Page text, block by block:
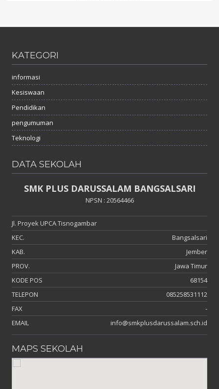
KATEGORI
informasi
Kesiswaan
Pendidikan
pengumuman
Teknologi
DATA SEKOLAH
SMK PLUS DARUSSALAM BANGSALSARI
NPSN : 20564466
Jl. Proyek UPCA Tisnogambar
KEC.
Bangsalsari
KAB.
Jember
PROV.
Jawa Timur
KODE POS
68154
TELEPON
085258531112
FAX
-
EMAIL
info@smkplusdarussalam.sch.id
MAPS SEKOLAH